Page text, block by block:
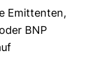
Emittenten,
BNP